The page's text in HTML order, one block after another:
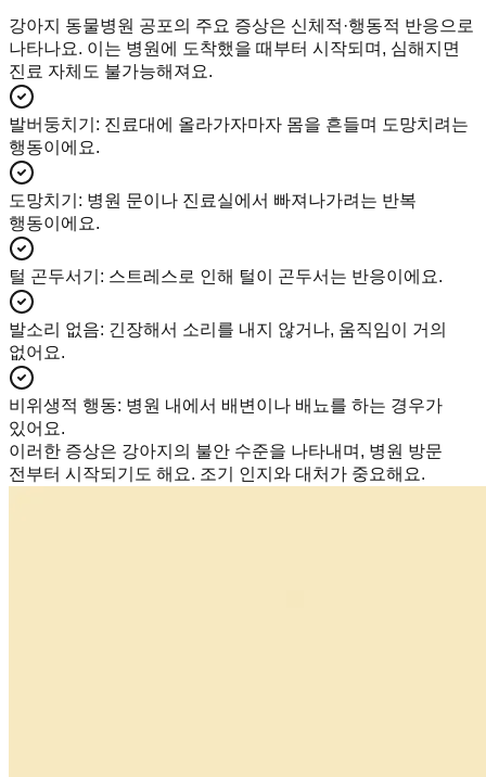
강아지 동물병원 공포의 주요 증상은 신체적·행동적 반응으로
나타나요. 이는 병원에 도착했을 때부터 시작되며, 심해지면
진료 자체도 불가능해져요.
발버둥치기 : 진료대에 올라가자마자 몸을 흔들며 도망치려는
행동이에요.
도망치기 : 병원 문이나 진료실에서 빠져나가려는 반복
행동이에요.
털 곤두서기 : 스트레스로 인해 털이 곤두서는 반응이에요.
발소리 없음: 긴장해서 소리를 내지 않거나, 움직임이 거의
없어요.
비위생적 행동: 병원 내에서 배변이나 배뇨를 하는 경우가
있어요.
이러한 증상은 강아지의 불안 수준을 나타내며, 병원 방문
전부터 시작되기도 해요. 조기 인지와 대처가 중요해요.